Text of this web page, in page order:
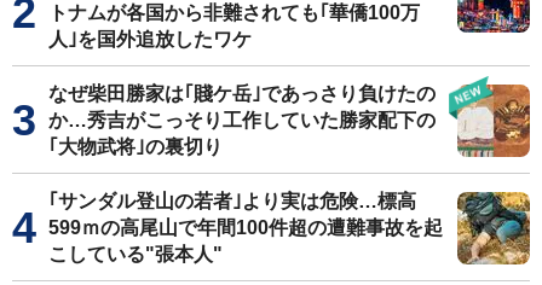
トナムが各国から非難されても｢華僑100万
人｣を国外追放したワケ
なぜ柴田勝家は｢賤ケ岳｣であっさり負けたの
か…秀吉がこっそり工作していた勝家配下の
｢大物武将｣の裏切り
｢サンダル登山の若者｣より実は危険…標高
599ｍの高尾山で年間100件超の遭難事故を起
こしている"張本人"